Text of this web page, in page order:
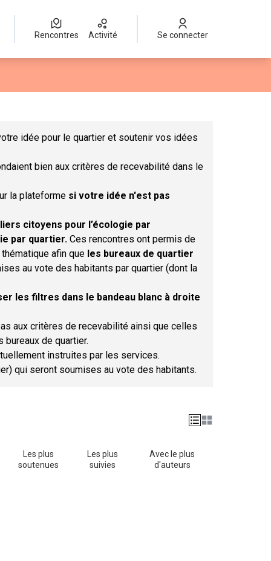
Rencontres Activité Se connecter
idée pour le quartier et soutenir vos idées
bien aux critères de recevabilité dans le
la plateforme si votre idée n'est pas
citoyens pour l’écologie par
par quartier. Ces rencontres ont permis de
afin que les bureaux de quartier
au vote des habitants par quartier (dont la
les filtres dans le bandeau blanc à droite
aux critères de recevabilité ainsi que celles
de quartier.
instruites par les services.
qui seront soumises au vote des habitants.
Les plus
soutenues
Les plus
suivies
Avec le plus
d'auteurs